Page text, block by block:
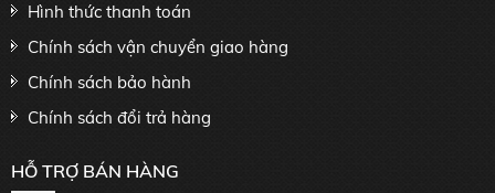
Hình thức thanh toán
Chính sách vận chuyển giao hàng
Chính sách bảo hành
Chính sách đổi trả hàng
HỖ TRỢ BÁN HÀNG